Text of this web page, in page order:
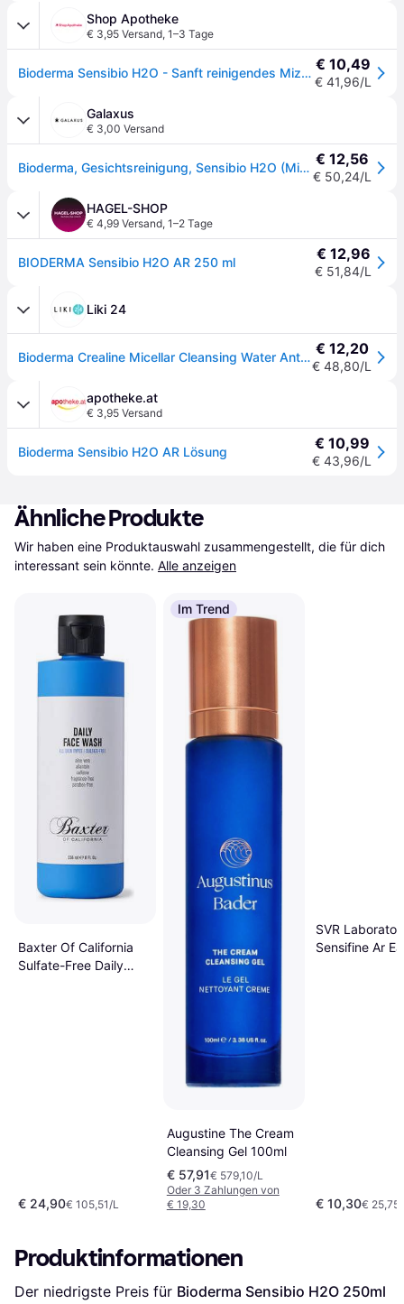
Shop Apotheke
€ 3,95 Versand, 1–3 Tage
Bioderma Sensibio H2O - Sanft reinigendes Mizellenwasser Lösung 250 ml Unisex € 10,49
€ 41,96/L
Galaxus
€ 3,00 Versand
Bioderma, Gesichtsreinigung, Sensibio H2O (Mizellenwasser, 250ml) € 12,56
€ 50,24/L
HAGEL-SHOP
€ 4,99 Versand, 1–2 Tage
BIODERMA Sensibio H2O AR 250 ml € 12,96
€ 51,84/L
Liki 24
Bioderma Crealine Micellar Cleansing Water Anti-Rötungen Sensitive Skin H2O AR 250ml € 12,20
€ 48,80/L
apotheke.at
€ 3,95 Versand
Bioderma Sensibio H2O AR Lösung € 10,99
€ 43,96/L
Ähnliche Produkte
Wir haben eine Produktauswahl zusammengestellt, die für dich
interessant sein könnte. Alle anzeigen
Baxter Of California
Sulfate-Free Daily
€ 24,90€ 105,51/L
Im Trend
Augustine The Cream
Cleansing Gel 100ml
€ 57,91€ 579,10/L
Oder 3 Zahlungen von
€ 19,30
SVR
Sensifine Ar
€ 10,30€
Produktinformationen
Der niedrigste Preis für Bioderma Sensibio H2O 250ml